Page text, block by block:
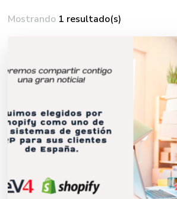
Mostrando 1 resultado(s)